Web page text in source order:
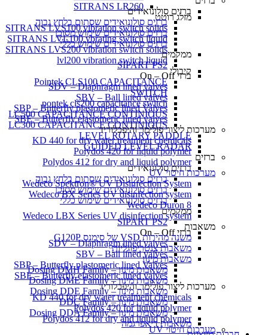
SITRANS LR260
מזלג רוטט
SITRANS LVS100 vibration switch solids
SITRANS LVL100 vbrating switch liquid
SITRANS LVS200 vibration switch solids
lvl200 vibration switch liquid
קיבולי
Pointek CLS100 CAPACITANCE
SWITCH
pontek cls200 capacitance switch
LC500 CAPACITANCE CONTINIOUS
LC300 CAPACITANCE CONTINIOUS
LEVEL ROTARY PADDLE
GUIDED LEVEL RADAR
ברזים
ברזים סולונואידים
ברזים סולונואידים שסתום בלחץ גבוה
ברזים סולונואידים שימוש מסוכן
ברזים סולונואידים שימוש כללי
ממקמים
SIPART PS2
ברזי On – Off
SDV – Diaphragm lined valves
SBV – Ball lined valves
SBP – Butterfly plastomeric lined Valves
SBE – Butterfly elastomeric lined valves
מערכות ליצור פולימר והיפכלוריד
KD 440 for dry water treatment chemicals
Polydos 420 for liquid polymer
Polydos 412 for dry and liquid polymer
מערכות חיטוי UV
ברזים סולונואידים
ברזים סולונואידים שסתום בלחץ גבוה
ברזים סולונואידים שימוש מסוכן
ברזים סולונואידים שימוש כללי
ממקמים
SIPART PS2
ברזי On – Off
SDV – Diaphragm lined valves
SBV – Ball lined valves
SBP – Butterfly plastomeric lined Valves
SBE – Butterfly elastomeric lined valves
מערכות ליצור פולימר והיפכלוריד
KD 440 for dry water treatment chemicals
Polydos 420 for liquid polymer
Polydos 412 for dry and liquid polymer
מערכות חיטוי UV
Wedeco Spektron® UV Disinfection System
Wedeco BX Series UV disinfection system
Wedeco Duron 8
Wedeco LBX Series UV disinfection system
משאבות
משנה מהירות VSD של סימנס G120P
משאבות צנטריפוגליות
משאבות מינון
משאבות מינון – Dosing DMH Family
משאבות מינון – Dosing DME Family
משאבות מינון – Dosing DDE Family
משאבות מינון – DDC Family
משאבות מינון – Dosing DDA Family
משאבות דיאפרגמה